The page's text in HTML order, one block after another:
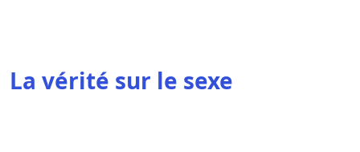
La vérité sur le sexe